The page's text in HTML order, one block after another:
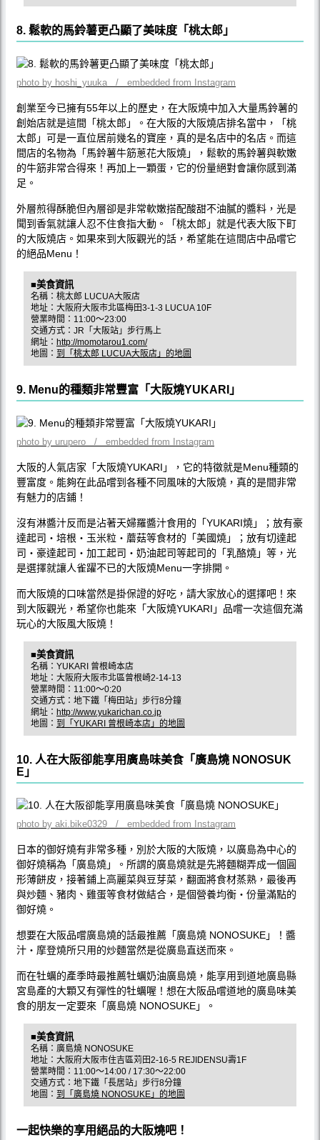
8. 鬆軟的馬鈴薯更凸顯了美味度「桃太郎」
photo by hoshi_yuuka / embedded from Instagram
創業至今已擁有55年以上的歷史，在大阪燒中加入大量馬鈴薯的
創始店就是這間「桃太郎」。在大阪的大阪燒店排名當中，「桃
太郎」可是一直位居前幾名的寶座，真的是名店中的名店。而這
間店的名物為「馬鈴薯牛筋蔥花大阪燒」，鬆軟的馬鈴薯與軟嫩
的牛筋非常合得來！再加上一顆蛋，它的份量絕對會讓你感到滿
足。
外層煎得酥脆但內層卻是非常軟嫩搭配酸甜不油膩的醬料，光是
聞到香氣就讓人忍不住食指大動。「桃太郎」就是代表大阪下町
的大阪燒店。如果來到大阪觀光的話，希望能在這間店中品嚐它
的絕品Menu！
■美食資訊
名稱：桃太郎 LUCUA大阪店
地址：大阪府大阪市北區梅田3-1-3 LUCUA 10F
營業時間：11:00〜23:00
交通方式：JR「大阪站」步行馬上
網址： http://momotarou1.com/
地圖： 到「桃太郎 LUCUA大阪店」的地圖
9. Menu的種類非常豐富「大阪燒YUKARI」
photo by urupero / embedded from Instagram
大阪的人氣店家「大阪燒YUKARI」，它的特徵就是Menu種類的
豐富度。能夠在此品嚐到各種不同風味的大阪燒，真的是間非常
有魅力的店鋪！
沒有淋醬汁反而是沾著天婦羅醬汁食用的「YUKARI燒」；放有豪
達起司‧培根‧玉米粒‧蘑菇等食材的「美國燒」；放有切達起
司‧豪達起司‧加工起司‧奶油起司等起司的「乳酪燒」等，光
是選擇就讓人雀躍不已的大阪燒Menu一字排開。
而大阪燒的口味當然是掛保證的好吃，請大家放心的選擇吧！來
到大阪觀光，希望你也能來「大阪燒YUKARI」品嚐一次這個充滿
玩心的大阪風大阪燒！
■美食資訊
名稱：YUKARI 曾根崎本店
地址：大阪府大阪市北區曾根崎2-14-13
營業時間：11:00〜0:20
交通方式：地下鐵「梅田站」步行8分鐘
網址： http://www.yukarichan.co.jp
地圖： 到「YUKARI 曾根崎本店」的地圖
10. 人在大阪卻能享用廣島味美食「廣島燒 NONOSUK
E」
photo by aki.bike0329 / embedded from Instagram
日本的御好燒有非常多種，別於大阪的大阪燒，以廣島為中心的
御好燒稱為「廣島燒」。所謂的廣島燒就是先將麵糊弄成一個圓
形薄餅皮，接著鋪上高麗菜與豆芽菜，翻面將食材蒸熟，最後再
與炒麵、豬肉、雞蛋等食材做結合，是個營養均衡‧份量滿點的
御好燒。
想要在大阪品嚐廣島燒的話最推薦「廣島燒 NONOSUKE」！醬
汁‧摩登燒所只用的炒麵當然是從廣島直送而來。
而在牡蠣的產季時最推薦牡蠣奶油廣島燒，能享用到道地廣島縣
宮島產的大顆又有彈性的牡蠣喔！想在大阪品嚐道地的廣島味美
食的朋友一定要來「廣島燒 NONOSUKE」。
■美食資訊
名稱：廣島燒 NONOSUKE
地址：大阪府大阪市住吉區苅田2-16-5 REJIDENSU壽1F
營業時間：11:00〜14:00 / 17:30〜22:00
交通方式：地下鐵「長居站」步行8分鐘
地圖： 到「廣島燒 NONOSUKE」的地圖
一起快樂的享用絕品的大阪燒吧！